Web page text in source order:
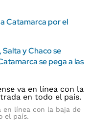
Catamarca por el
y Chaco se
se pega a las
en línea con la baja de
el país.